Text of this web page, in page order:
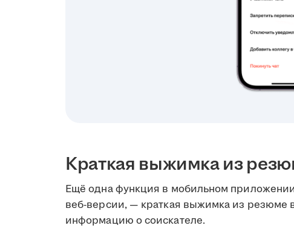
Краткая выжимка из
Ещё одна функция в мобильном
веб-версии, — краткая выжимка из резюме
информацию о соискателе.